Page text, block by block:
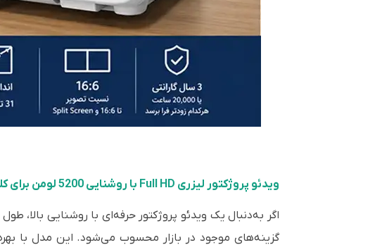
ویدئو پروژکتور لیزری Full HD با روشنایی 5200 لومن برای کلاس، شرکت و سالن‌های حرفه‌ای